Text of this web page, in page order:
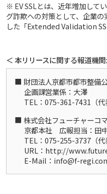
※ EV SSLとは、近年増加して
グ詐欺への対策として、企業
した「Extended Validation
＜ 本リリースに関する報道機
財団法人京都市都市整備
企画課営業係：大澤
TEL：075-361-7431（代
株式会社フューチャーコ
京都本社 広報担当：田
TEL：075-255-3737（代
URL：http://
E-Mail：info@f-